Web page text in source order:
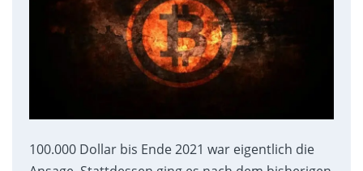
100.000 Dollar bis Ende 2021 war eigentlich die